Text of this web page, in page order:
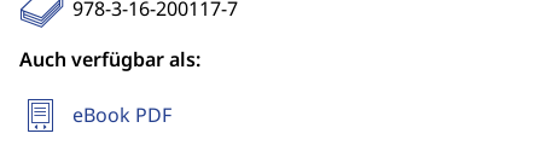
978-3-16-200117-7
Auch verfügbar als:
eBook PDF